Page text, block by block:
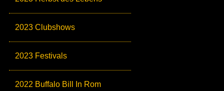
2023 Clubshows
2023 Festivals
2022 Buffalo Bill In Rom